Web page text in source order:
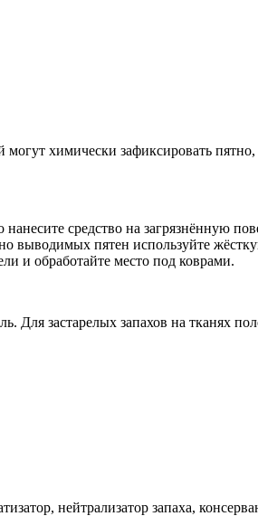
химически зафиксировать
средство на загрязнённую
пятен используйте
и обработайте место под коврами.
Для застарелых запахов на тканях
нейтрализатор запаха,